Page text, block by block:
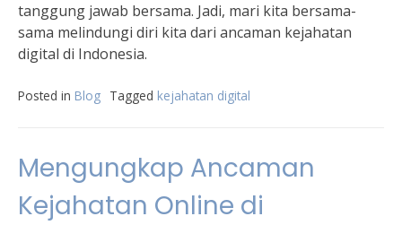
tanggung jawab bersama. Jadi, mari kita bersama-
sama melindungi diri kita dari ancaman kejahatan
digital di Indonesia.
Posted in Blog Tagged kejahatan digital
Mengungkap Ancaman
Kejahatan Online di